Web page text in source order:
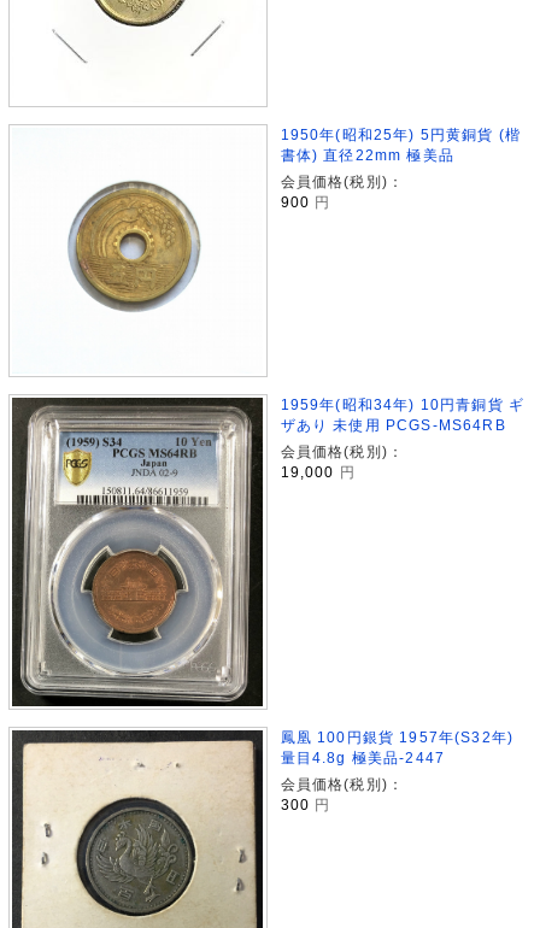
1950年(昭和25年) 5円黄銅貨 (楷
書体) 直径22mm 極美品
会員価格(税別)：
900 円
1959年(昭和34年) 10円青銅貨 ギ
ザあり 未使用 PCGS-MS64RB
会員価格(税別)：
19,000
円
鳳凰 100円銀貨 1957年(S32年)
量目4.8g 極美品-2447
会員価格(税別)：
300 円